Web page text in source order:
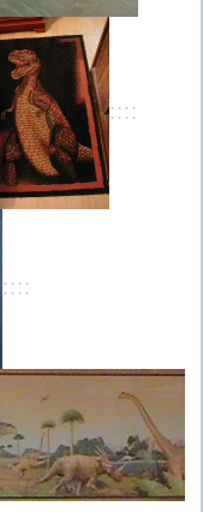
::::
::::